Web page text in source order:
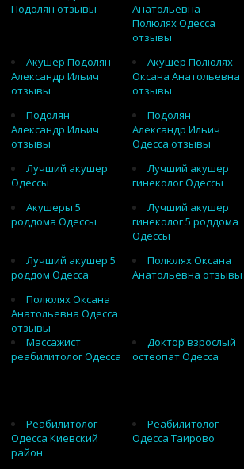
Подолян отзывы
Анатольевна
Полюлях Одесса
отзывы
Акушер Подолян
Александр Ильич
отзывы
Акушер Полюлях
Оксана Анатольевна
отзывы
Подолян
Александр Ильич
отзывы
Подолян
Александр Ильич
Одесса отзывы
Лучший акушер
Одессы
Лучший акушер
гинеколог Одессы
Акушеры 5
роддома Одессы
Лучший акушер
гинеколог 5 роддома
Одессы
Лучший акушер 5
роддом Одесса
Полюлях Оксана
Анатольевна отзывы
Полюлях Оксана
Анатольевна Одесса
отзывы
Массажист
реабилитолог Одесса
Доктор взрослый
остеопат Одесса
Реабилитолог
Одесса Киевский
район
Реабилитолог
Одесса Таирово